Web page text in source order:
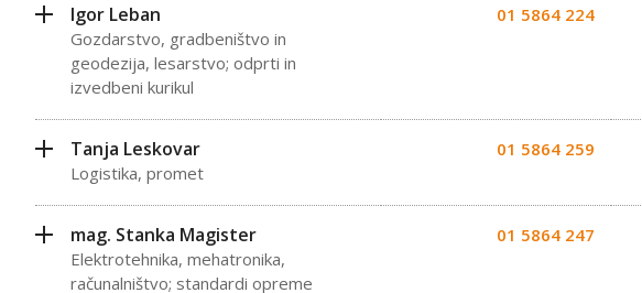
Igor Leban
Gozdarstvo, gradbeništvo in
geodezija, lesarstvo; odprti in
izvedbeni kurikul
01 5864 224
Tanja Leskovar
Logistika, promet
01 5864 259
mag. Stanka Magister
Elektrotehnika, mehatronika,
računalništvo; standardi opreme
01 5864 247